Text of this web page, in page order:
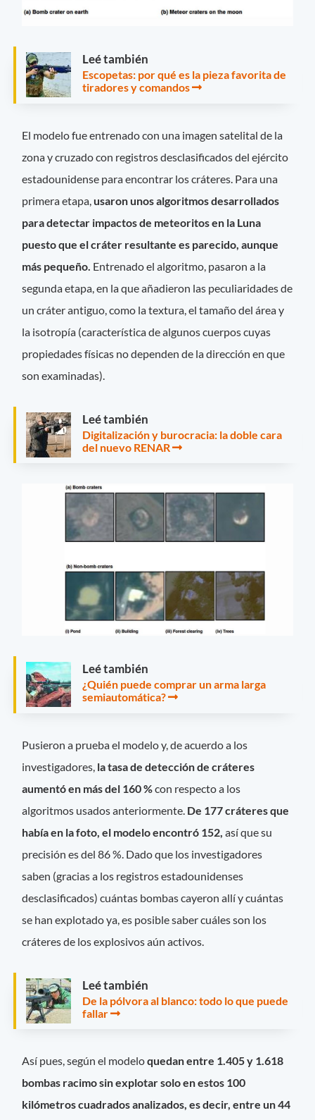
Leé también
Escopetas: por qué es la pieza favorita de
tiradores y comandos
El modelo fue entrenado con una imagen satelital de la
zona y cruzado con registros desclasificados del ejército
estadounidense para encontrar los cráteres. Para una
primera etapa, usaron unos algoritmos desarrollados
para detectar impactos de meteoritos en la Luna
puesto que el cráter resultante es parecido, aunque
más pequeño. Entrenado el algoritmo, pasaron a la
segunda etapa, en la que añadieron las peculiaridades de
un cráter antiguo, como la textura, el tamaño del área y
la isotropía (característica de algunos cuerpos cuyas
propiedades físicas no dependen de la dirección en que
son examinadas).
Leé también
Digitalización y burocracia: la doble cara
del nuevo RENAR
Leé también
¿Quién puede comprar un arma larga
semiautomática?
Pusieron a prueba el modelo y, de acuerdo a los
investigadores, la tasa de detección de cráteres
aumentó en más del 160 %con respecto a los
algoritmos usados anteriormente. De 177 cráteres que
había en la foto, el modelo encontró 152,así que su
precisión es del 86 %. Dado que los investigadores
saben (gracias a los registros estadounidenses
desclasificados) cuántas bombas cayeron allí y cuántas
se han explotado ya, es posible saber cuáles son los
cráteres de los explosivos aún activos.
Leé también
De la pólvora al blanco: todo lo que puede
fallar
Así pues, según el modeloquedan entre 1.405 y 1.618
bombas racimo sin explotar solo en estos 100
kilómetros cuadrados analizados, es decir, entre un 44